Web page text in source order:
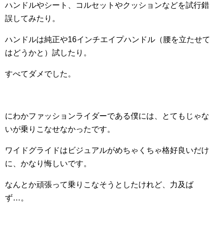
ハンドルやシート、コルセットやクッションなどを試行錯
誤してみたり。
ハンドルは純正や16インチエイプハンドル（腰を立たせて
はどうかと）試したり。
すべてダメでした。
にわかファッションライダーである僕には、とてもじゃな
いが乗りこなせなかったです。
ワイドグライドはビジュアルがめちゃくちゃ格好良いだけ
に、かなり悔しいです。
なんとか頑張って乗りこなそうとしたけれど、力及ば
ず…。